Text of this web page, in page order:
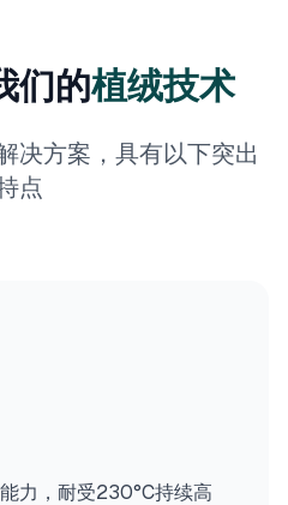
们的植绒技术
决方案，具有以下突出
点
力，耐受230°C持续高